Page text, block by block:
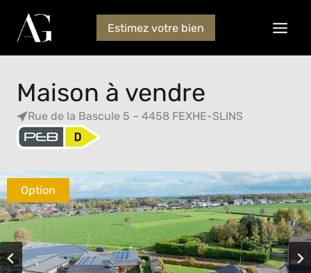
Estimez votre bien
Maison à vendre
Rue de la Bascule 5 – 4458 FEXHE-SLINS
Option